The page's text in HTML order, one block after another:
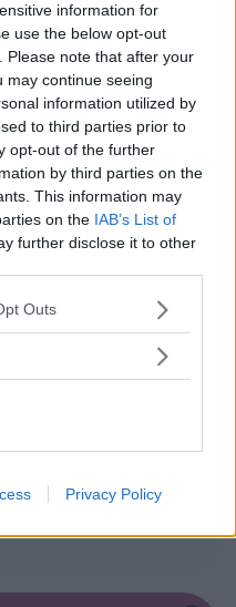
information for
use the below opt-out
Please note that after your
may continue seeing
information utilized by
to third parties prior to
opt-out of the further
by third parties on the
This information may
on the IAB’s List of
further disclose it to other
uses one or more Google
You may click to
purposes in below Google
Outs
Privacy Policy
per bambini
per bambini